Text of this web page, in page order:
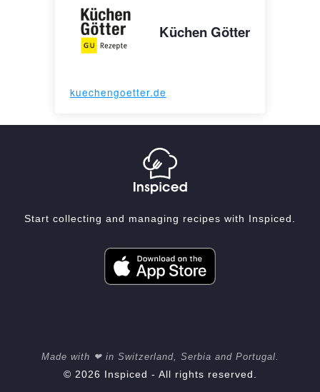
Küchen Götter
kuechengoetter.de
Start collecting and managing recipes with Inspiced.
Made with ❤ in Switzerland, Serbia and Portugal.
© 2026 Inspiced - All rights reserved.